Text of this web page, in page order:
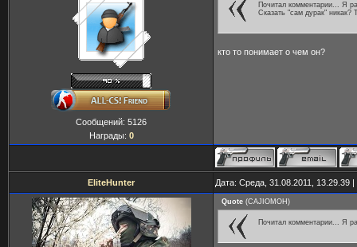
Сообщений: 5126
Награды: 0
Почитал комментарии... Я
Сказать "сам дурак"
кто то понимает о чем он?
EliteHunter Дата: Среда, 31.08.2011, 13.29.39
Quote (CAJIOMOH )
Почитал комментарии... Я